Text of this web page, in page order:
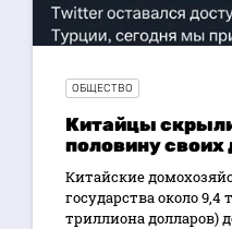
ОБЩЕСТВО
Китайцы
половину своих
Китайские
государства около 9,4
триллиона долларов)